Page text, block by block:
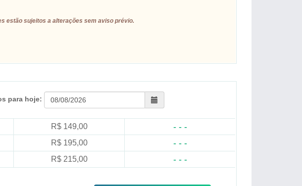
estão sujeitos a alterações sem aviso prévio.
para hoje:
R$ 149,00 - - -
R$ 195,00 - - -
R$ 215,00 - - -